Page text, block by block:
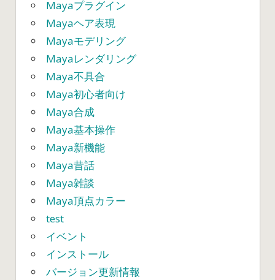
Mayaプラグイン
Mayaヘア表現
Mayaモデリング
Mayaレンダリング
Maya不具合
Maya初心者向け
Maya合成
Maya基本操作
Maya新機能
Maya昔話
Maya雑談
Maya頂点カラー
test
イベント
インストール
バージョン更新情報